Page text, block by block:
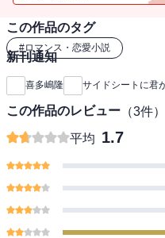
この作品のタグ
#ロマンス・恋愛小説
新刊通知
喜多嶋隆 サイドシートに君
この作品のレビュー （3件）
平均 1.7